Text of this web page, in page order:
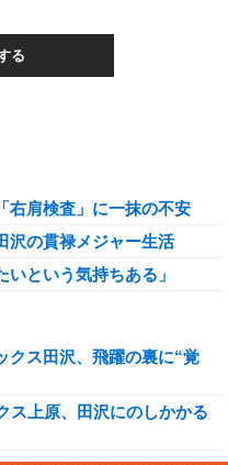
る
右肩検査」に一抹の不安
沢の貫禄メジャー生活
という気持ちある」
クス田沢、飛躍の裏に“覚
ス上原、田沢にのしかかる